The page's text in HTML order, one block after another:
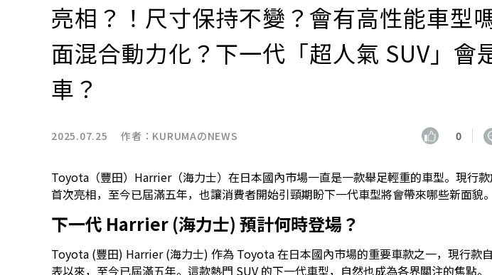
亮相？！尺寸保持不變？會有高性能車型
面混合動力化？下一代「超人氣 SUV」會
車？
2025.07.25 作者： KURUMAのNEWS 0
Toyota（豐田）Harrier（海力士）在日本國內市場一直是一款舉足輕重的車型。現行
首次亮相，至今已屆滿五年，也讓消費者開始引頸期盼下一代車型將會帶來哪些新面貌。
下一代 Harrier (海力士) 預計何時登場？
Toyota (豐田) Harrier (海力士) 作為 Toyota 在日本國內市場的重要車款之一，現行款自
表以來，至今已屆滿五年。這款熱門 SUV 的下一代車型，自然也成為各界關注的焦點。